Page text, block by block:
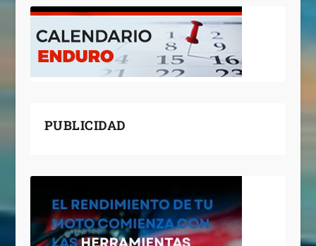
PUBLICIDAD